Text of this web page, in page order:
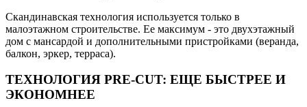
Скандинавская технология используется только в
малоэтажном строительстве. Ее максимум - это двухэтажный
дом с мансардой и дополнительными пристройками (веранда,
балкон, эркер, терраса).
ТЕХНОЛОГИЯ PRE-CUT: ЕЩЕ БЫСТРЕЕ И
ЭКОНОМНЕЕ